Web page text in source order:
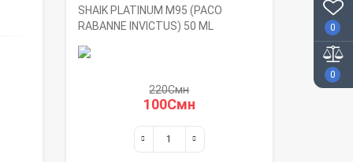
0
0
SHAIK PLATINUM M95 (PACO
RABANNE INVICTUS) 50 ML
220Смн
100Смн